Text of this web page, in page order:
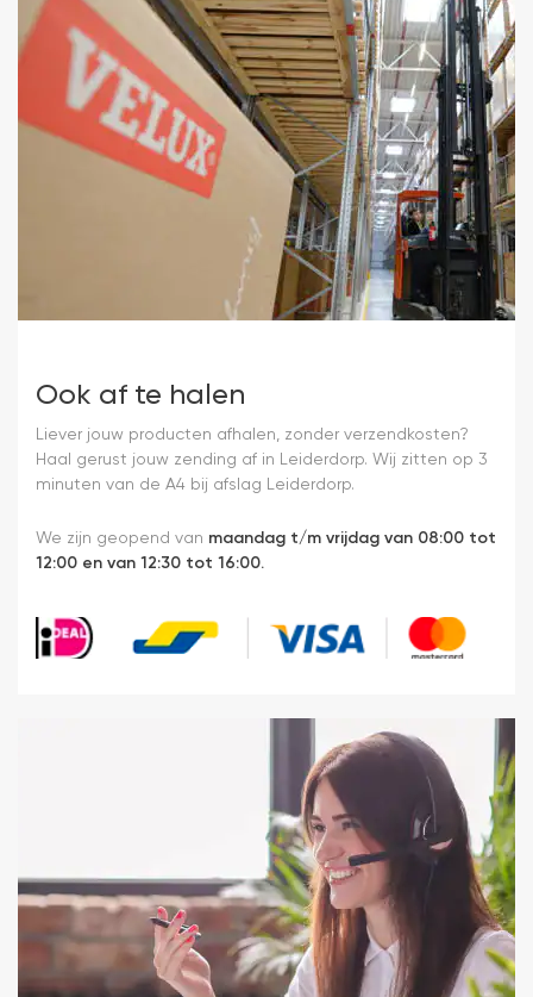
Ook af te halen
Liever jouw producten afhalen, zonder verzendkosten?
Haal gerust jouw zending af in Leiderdorp. Wij zitten op 3
minuten van de A4 bij afslag Leiderdorp.
We zijn geopend van maandag t/m vrijdag van 08:00 tot
12:00 en van 12:30 tot 16:00.